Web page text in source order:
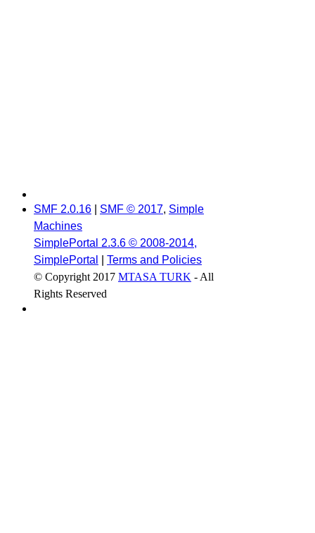
SMF 2.0.16 SMF © 2017, Simple
Machines
SimplePortal 2.3.6 © 2008-2014,
SimplePortal
Terms and Policies
© Copyright 2017 MTASA TURK - All
Rights Reserved